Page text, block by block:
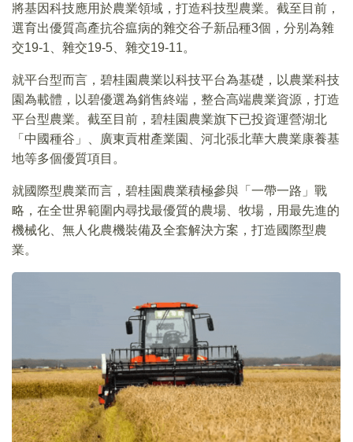
將基因科技應用於農業領域，打造科技型農業。截至目前，
選育出優質高產抗谷瘟病的雜交谷子新品種3個，分别為雜
交19-1、雜交19-5、雜交19-11。
就平台型而言，碧桂園農業以科技平台為基礎，以農業科技
園為載體，以碧優選為銷售終端，整合高端農業資源，打造
平台型農業。截至目前，碧桂園農業旗下已投資運營湖北
「中國種谷」、廣東貢柑產業園、河北張北華大農業康養基
地等多個優質項目。
就國際型農業而言，碧桂園農業積極參與「一帶一路」戰
略，在全世界範圍内尋找最優質的農場、牧場，用最先進的
機械化、無人化農機裝備及全套解決方案，打造國際型農
業。